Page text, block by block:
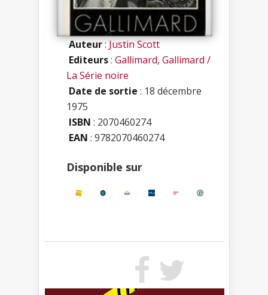
Auteur:Justin Scott
Editeurs: Gallimard, Gallimard /
La Série noire
Date de sortie : 18 décembre
1975
ISBN : 2070460274
EAN : 9782070460274
Disponible sur